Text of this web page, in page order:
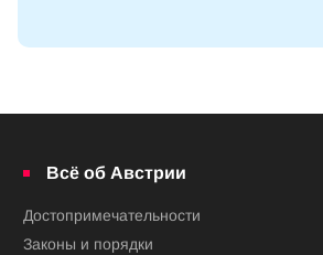
Всё об Австрии
Достопримечательности
Законы и порядки